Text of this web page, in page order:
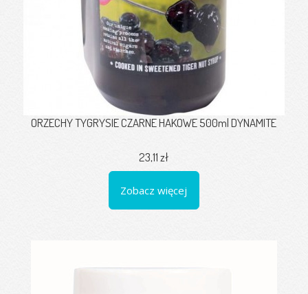
ORZECHY TYGRYSIE CZARNE HAKOWE 500ml DYNAMITE
23,11 zł
Zobacz więcej